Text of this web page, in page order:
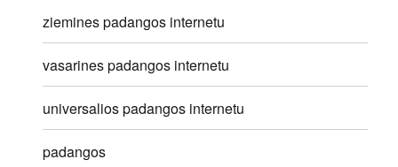
ziemines padangos internetu
vasarines padangos internetu
universalios padangos internetu
padangos